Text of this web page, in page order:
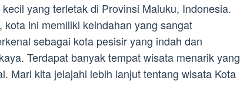
yang terletak di Provinsi Maluku, Indonesia.
ini memiliki keindahan yang sangat
sebagai kota pesisir yang indah dan
Terdapat banyak tempat wisata menarik yang
Mari kita jelajahi lebih lanjut tentang wisata Kota